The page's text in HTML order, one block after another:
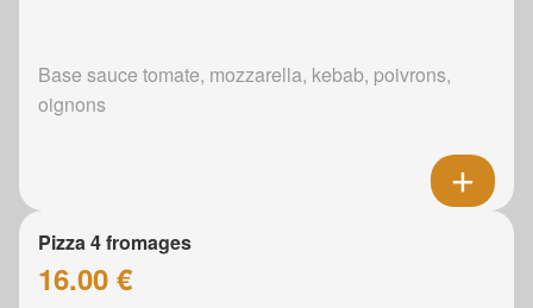
Base sauce tomate, mozzarella, kebab, poivrons,
oignons
Pizza 4 fromages
16.00 €